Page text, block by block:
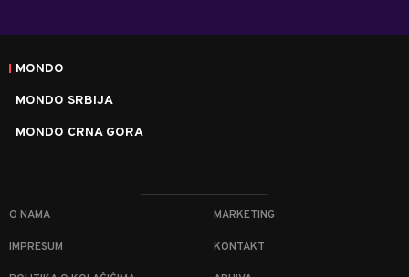
MONDO
MONDO SRBIJA
MONDO CRNA GORA
O NAMA MARKETING
IMPRESUM KONTAKT